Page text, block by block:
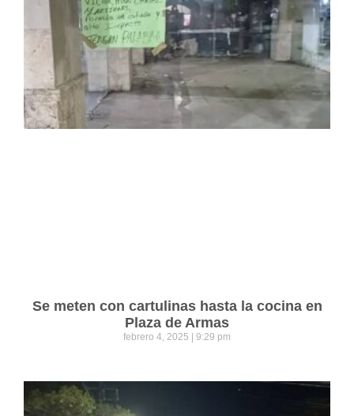
Se meten con cartulinas hasta la cocina en
Plaza de Armas
febrero 4, 2025 9:29 pm